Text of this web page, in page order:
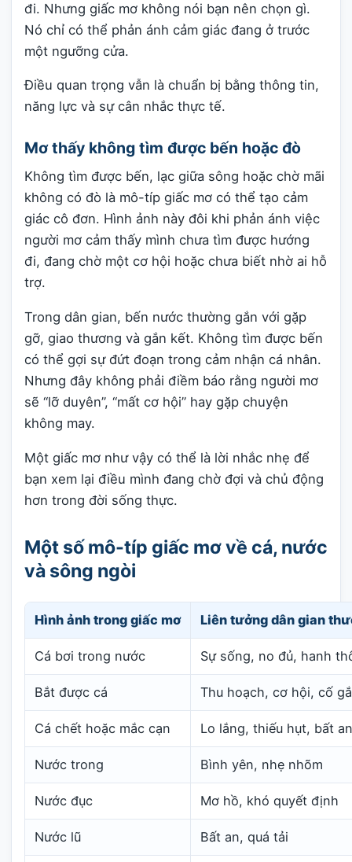
đi. Nhưng giấc mơ không nói bạn nên chọn gì.
Nó chỉ có thể phản ánh cảm giác đang ở trước
một ngưỡng cửa.
Điều quan trọng vẫn là chuẩn bị bằng thông tin,
năng lực và sự cân nhắc thực tế.
Mơ thấy không tìm được bến hoặc đò
Không tìm được bến, lạc giữa sông hoặc chờ mãi
không có đò là mô-típ giấc mơ có thể tạo cảm
giác cô đơn. Hình ảnh này đôi khi phản ánh việc
người mơ cảm thấy mình chưa tìm được hướng
đi, đang chờ một cơ hội hoặc chưa biết nhờ ai hỗ
trợ.
Trong dân gian, bến nước thường gắn với gặp
gỡ, giao thương và gắn kết. Không tìm được bến
có thể gợi sự đứt đoạn trong cảm nhận cá nhân.
Nhưng đây không phải điềm báo rằng người mơ
sẽ “lỡ duyên”, “mất cơ hội” hay gặp chuyện
không may.
Một giấc mơ như vậy có thể là lời nhắc nhẹ để
bạn xem lại điều mình đang chờ đợi và chủ động
hơn trong đời sống thực.
Một số mô-típ giấc mơ về cá, nước
và sông ngòi
Hình ảnh trong giấc mơ Liên tưởng dân gian
Cá bơi trong nước Sự sống, no đủ, hanh
Bắt được cá Thu hoạch, cơ hội, cố
Cá chết hoặc mắc cạn Lo lắng, thiếu hụt, bất an
Nước trong Bình yên, nhẹ nhõm
Nước đục Mơ hồ, khó quyết định
Nước lũ Bất an, quá tải